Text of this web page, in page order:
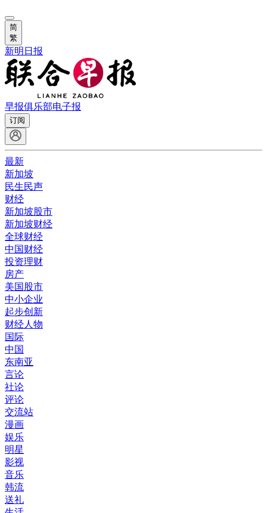
简
繁
新明日报
早报俱乐部电子报
订阅
最新
新加坡
民生民声
财经
新加坡股市
新加坡财经
全球财经
中国财经
投资理财
房产
美国股市
中小企业
起步创新
财经人物
国际
中国
东南亚
言论
社论
评论
交流站
漫画
娱乐
明星
影视
音乐
韩流
送礼